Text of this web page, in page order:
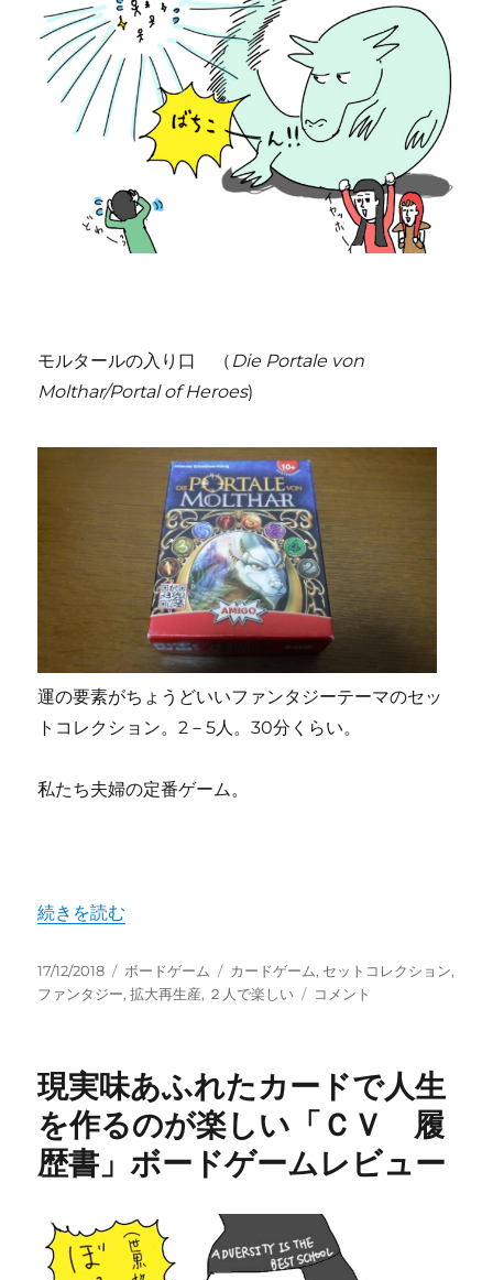
ッ
テ
ィ
ン
ガ
ム」
ボ
ー
ゲ
ー
ム
ー
に
モルタールの入り口 （ Die Portale von
Molthar/Portal of Heroes)
運の要素がちょうどいいファンタジーテーマのセッ
トコレクション。2－5人。30分くらい。
私たち夫婦の定番ゲーム。
"夫婦、カップル、何度も遊ぶ２人におすすめ「モルタ
続きを読む
投
稿
17/12/2018
カ
テ
ボードゲーム
タ
グ
カードゲーム, セットコレクション,
ファンタジー,拡大再生産, ２人で楽しい
夫
プ
ル、
度
も
ぶ
２
人
コメント
現実味あふれたカードで人生
を作るのが楽しい「ＣＶ 履
歴書」ボードゲームレビュー